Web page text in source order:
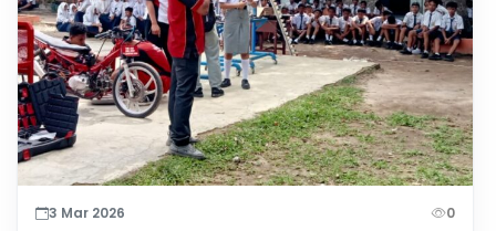
3 Mar 2026 0